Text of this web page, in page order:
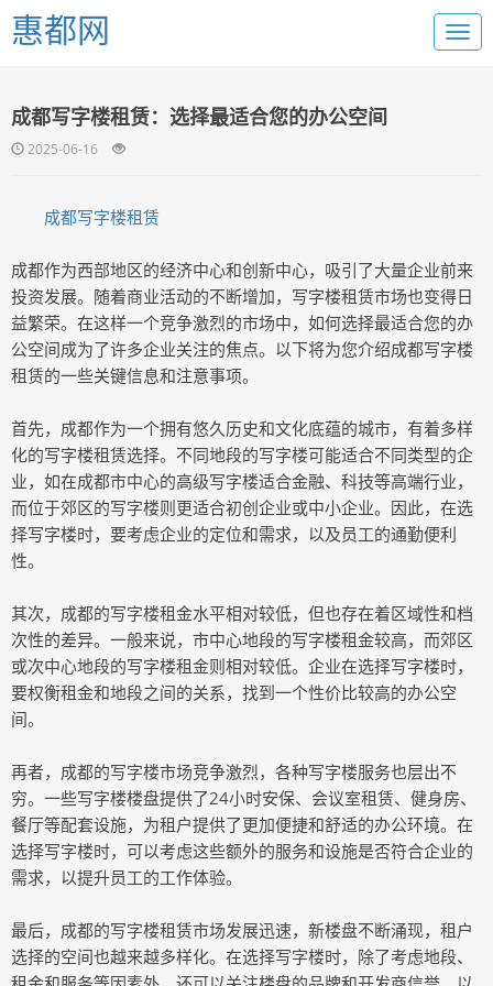
惠都网
成都写字楼租赁：选择最适合您的办公空间
2025-06-16
成都写字楼租赁
成都作为西部地区的经济中心和创新中心，吸引了大量企业前来
投资发展。随着商业活动的不断增加，写字楼租赁市场也变得日
益繁荣。在这样一个竞争激烈的市场中，如何选择最适合您的办
公空间成为了许多企业关注的焦点。以下将为您介绍成都写字楼
租赁的一些关键信息和注意事项。
首先，成都作为一个拥有悠久历史和文化底蕴的城市，有着多样
化的写字楼租赁选择。不同地段的写字楼可能适合不同类型的企
业，如在成都市中心的高级写字楼适合金融、科技等高端行业，
而位于郊区的写字楼则更适合初创企业或中小企业。因此，在选
择写字楼时，要考虑企业的定位和需求，以及员工的通勤便利
性。
其次，成都的写字楼租金水平相对较低，但也存在着区域性和档
次性的差异。一般来说，市中心地段的写字楼租金较高，而郊区
或次中心地段的写字楼租金则相对较低。企业在选择写字楼时，
要权衡租金和地段之间的关系，找到一个性价比较高的办公空
间。
再者，成都的写字楼市场竞争激烈，各种写字楼服务也层出不
穷。一些写字楼楼盘提供了24小时安保、会议室租赁、健身房、
餐厅等配套设施，为租户提供了更加便捷和舒适的办公环境。在
选择写字楼时，可以考虑这些额外的服务和设施是否符合企业的
需求，以提升员工的工作体验。
最后，成都的写字楼租赁市场发展迅速，新楼盘不断涌现，租户
选择的空间也越来越多样化。在选择写字楼时，除了考虑地段、